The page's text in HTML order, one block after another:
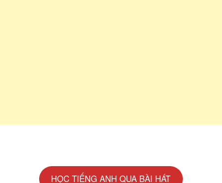
HỌC TIẾNG ANH QUA BÀI HÁT